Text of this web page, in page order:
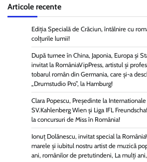
Articole recente
Ediția Specială de Crăciun, întâlnire cu
colțurile lumii!
După turnee în China, Japonia, Europa și
invitat la RomâniaVipPress, artistul și
tobarul român din Germania, care și-a
„Drumstudio Pro”, la Hamburg!
Clara Popescu, Președinte la
SV.Kahlenberg Wien şi Liga IFL
la concursuri de Miss în România!
Ionuț Dolănescu, invitat special la
marele și iubitul nostru artist de muzică
ani, românilor de pretutindeni, La mulți